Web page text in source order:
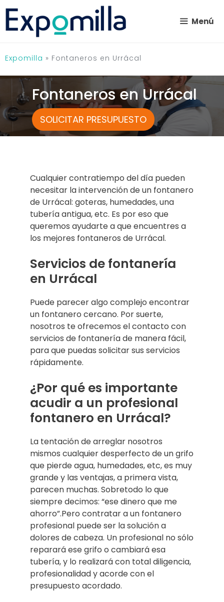
Saltar
contenido
Menú
Expomilla » Fontaneros en Urrácal
Fontaneros en Urrácal
SOLICITAR PRESUPUESTO
Cualquier contratiempo del día pueden
necesitar la intervención de un fontanero
de Urrácal: goteras, humedades, una
tubería antigua, etc. Es por eso que
queremos ayudarte a que encuentres a
los mejores fontaneros de Urrácal.
Servicios de fontanería
en Urrácal
Puede parecer algo complejo encontrar
un fontanero cercano. Por suerte,
nosotros te ofrecemos el contacto con
servicios de fontanería de manera fácil,
para que puedas solicitar sus servicios
rápidamente.
¿Por qué es importante
acudir a un profesional
fontanero en Urrácal?
La tentación de arreglar nosotros
mismos cualquier desperfecto de un grifo
que pierde agua, humedades, etc, es muy
grande y las ventajas, a primera vista,
parecen muchas. Sobretodo lo que
siempre decimos: “ese dinero que me
ahorro”.Pero contratar a un fontanero
profesional puede ser la solución a
dolores de cabeza. Un profesional no sólo
reparará ese grifo o cambiará esa
tubería, y lo realizará con total diligencia,
profesionalidad y acorde con el
presupuesto acordado.